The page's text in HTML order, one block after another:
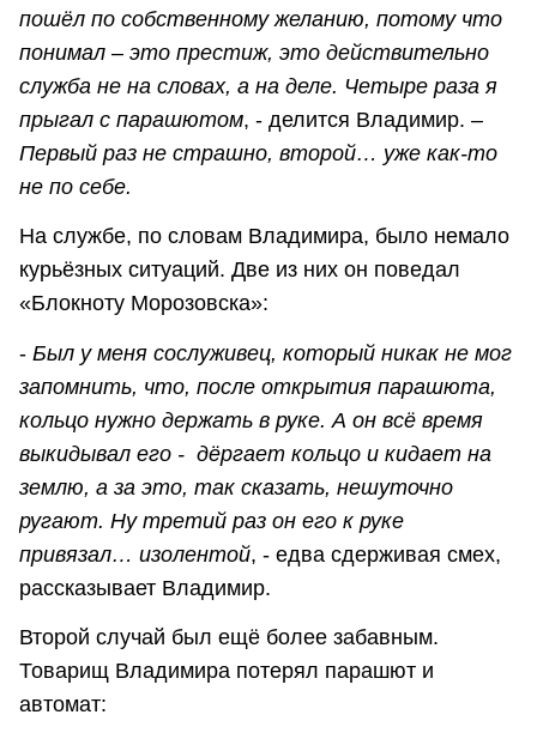
пошёл по собственному желанию, потому что
понимал – это престиж, это действительно
служба не на словах, а на деле. Четыре раза я
прыгал с парашютом, - делится Владимир. –
Первый раз не страшно, второй… уже как-то
не по себе.
На службе, по словам Владимира, было немало
курьёзных ситуаций. Две из них он поведал
«Блокноту Морозовска»:
- Был у меня сослуживец, который никак не мог
запомнить, что, после открытия парашюта,
кольцо нужно держать в руке. А он всё время
выкидывал его - дёргает кольцо и кидает на
землю, а за это, так сказать, нешуточно
ругают. Ну третий раз он его к руке
привязал… изолентой, - едва сдерживая смех,
рассказывает Владимир.
Второй случай был ещё более забавным.
Товарищ Владимира потерял парашют и
автомат: